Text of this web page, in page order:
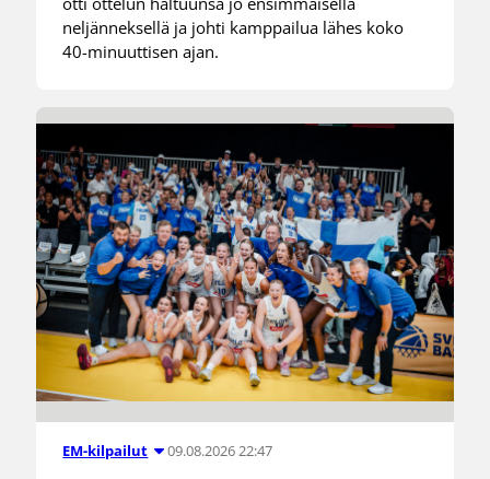
neljänneksellä ja johti kamppailua lähes koko
40-minuuttisen ajan.
EM-kilpailut 09.08.2026 22:47